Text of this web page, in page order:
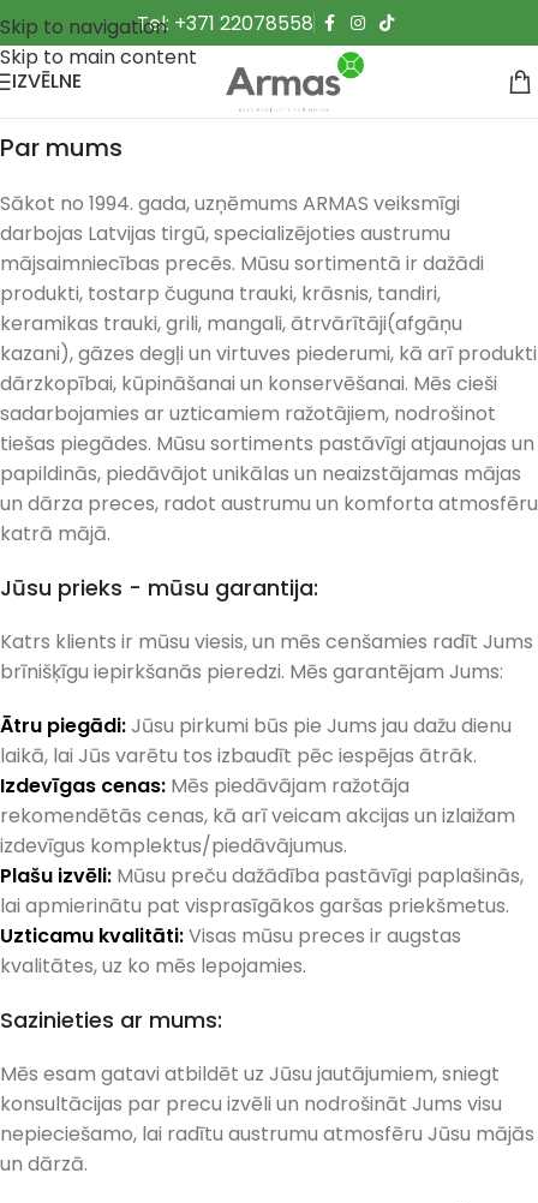
Skip to navigation
Skip to main content
Tel: +371 22078558
IZVĒLNE
Par mums
Sākot no 1994. gada, uzņēmums ARMAS veiksmīgi
darbojas Latvijas tirgū, specializējoties austrumu
mājsaimniecības precēs. Mūsu sortimentā ir dažādi
produkti, tostarp čuguna trauki, krāsnis, tandiri,
keramikas trauki, grili, mangali, ātrvārītāji(afgāņu
kazani), gāzes degļi un virtuves piederumi, kā arī produkti
dārzkopībai, kūpināšanai un konservēšanai. Mēs cieši
sadarbojamies ar uzticamiem ražotājiem, nodrošinot
tiešas piegādes. Mūsu sortiments pastāvīgi atjaunojas un
papildinās, piedāvājot unikālas un neaizstājamas mājas
un dārza preces, radot austrumu un komforta atmosfēru
katrā mājā.
Jūsu prieks - mūsu garantija:
Katrs klients ir mūsu viesis, un mēs cenšamies radīt Jums
brīnišķīgu iepirkšanās pieredzi. Mēs garantējam Jums:
Ātru piegādi:Jūsu pirkumi būs pie Jums jau dažu dienu
laikā, lai Jūs varētu tos izbaudīt pēc iespējas ātrāk.
Izdevīgas cenas: Mēs piedāvājam ražotāja
rekomendētās cenas, kā arī veicam akcijas un izlaižam
izdevīgus komplektus/piedāvājumus.
Plašu izvēli: Mūsu preču dažādība pastāvīgi paplašinās,
lai apmierinātu pat visprasīgākos garšas priekšmetus.
Uzticamu kvalitāti:Visas mūsu preces ir augstas
kvalitātes, uz ko mēs lepojamies.
Sazinieties ar mums:
Mēs esam gatavi atbildēt uz Jūsu jautājumiem, sniegt
konsultācijas par precu izvēli un nodrošināt Jums visu
nepieciešamo, lai radītu austrumu atmosfēru Jūsu mājās
un dārzā.